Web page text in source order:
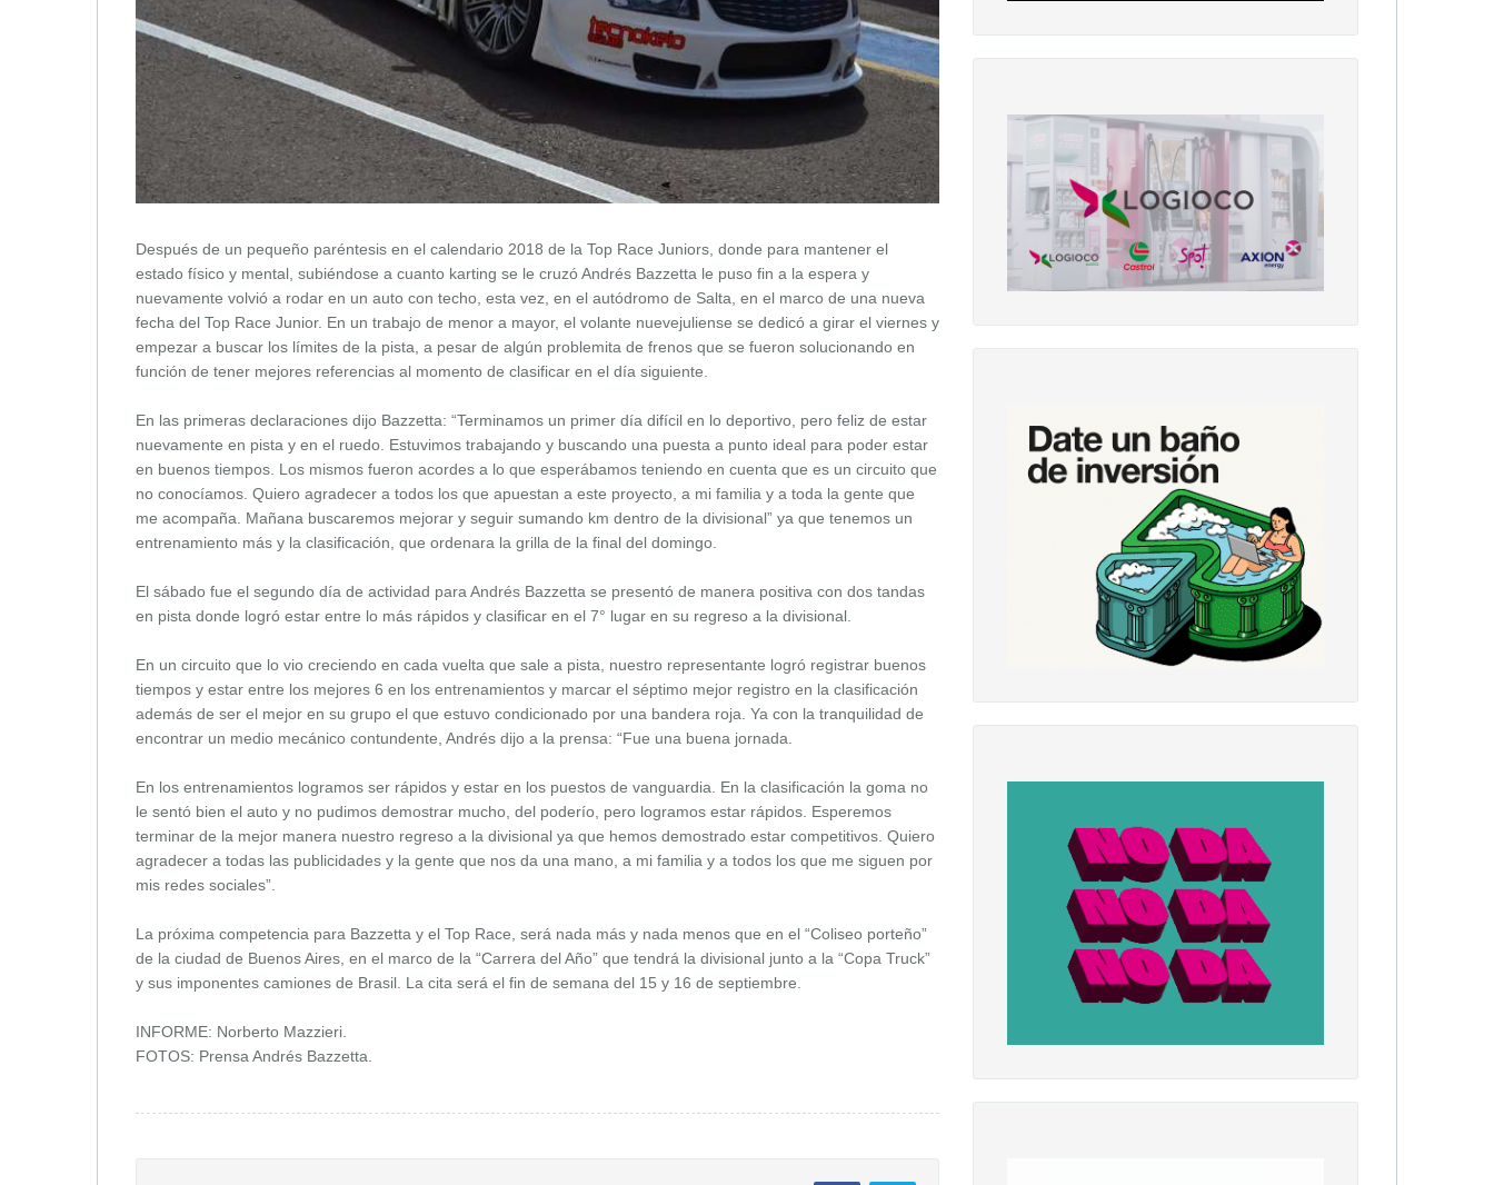
Después de un pequeño paréntesis en el calendario 2018 de la Top Race Juniors, donde para mantener el
estado físico y mental, subiéndose a cuanto karting se le cruzó Andrés Bazzetta le puso fin a la espera y
nuevamente volvió a rodar en un auto con techo, esta vez, en el autódromo de Salta, en el marco de una nueva
fecha del Top Race Junior. En un trabajo de menor a mayor, el volante nuevejuliense se dedicó a girar el viernes y
empezar a buscar los límites de la pista, a pesar de algún problemita de frenos que se fueron solucionando en
función de tener mejores referencias al momento de clasificar en el día siguiente.
En las primeras declaraciones dijo Bazzetta: “Terminamos un primer día difícil en lo deportivo, pero feliz de estar
nuevamente en pista y en el ruedo. Estuvimos trabajando y buscando una puesta a punto ideal para poder estar
en buenos tiempos. Los mismos fueron acordes a lo que esperábamos teniendo en cuenta que es un circuito que
no conocíamos. Quiero agradecer a todos los que apuestan a este proyecto, a mi familia y a toda la gente que
me acompaña. Mañana buscaremos mejorar y seguir sumando km dentro de la divisional” ya que tenemos un
entrenamiento más y la clasificación, que ordenara la grilla de la final del domingo.
El sábado fue el segundo día de actividad para Andrés Bazzetta se presentó de manera positiva con dos tandas
en pista donde logró estar entre lo más rápidos y clasificar en el 7° lugar en su regreso a la divisional.
En un circuito que lo vio creciendo en cada vuelta que sale a pista, nuestro representante logró registrar buenos
tiempos y estar entre los mejores 6 en los entrenamientos y marcar el séptimo mejor registro en la clasificación
además de ser el mejor en su grupo el que estuvo condicionado por una bandera roja. Ya con la tranquilidad de
encontrar un medio mecánico contundente, Andrés dijo a la prensa: “Fue una buena jornada.
En los entrenamientos logramos ser rápidos y estar en los puestos de vanguardia. En la clasificación la goma no
le sentó bien el auto y no pudimos demostrar mucho, del poderío, pero logramos estar rápidos. Esperemos
terminar de la mejor manera nuestro regreso a la divisional ya que hemos demostrado estar competitivos. Quiero
agradecer a todas las publicidades y la gente que nos da una mano, a mi familia y a todos los que me siguen por
mis redes sociales”.
La próxima competencia para Bazzetta y el Top Race, será nada más y nada menos que en el “Coliseo porteño”
de la ciudad de Buenos Aires, en el marco de la “Carrera del Año” que tendrá la divisional junto a la “Copa Truck”
y sus imponentes camiones de Brasil. La cita será el fin de semana del 15 y 16 de septiembre.
INFORME: Norberto Mazzieri.
FOTOS: Prensa Andrés Bazzetta.